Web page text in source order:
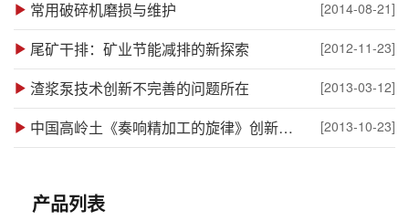
常用破碎机磨损与维护 [2014-08-21]
尾矿干排：矿业节能减排的新探索 [2012-11-23]
渣浆泵技术创新不完善的问题所在 [2013-03-12]
中国高岭土《奏响精加工的旋律》创新论坛 暨粘土矿物专委会五届十一次代表大会圆满结束 [2013-10-23]
产品列表